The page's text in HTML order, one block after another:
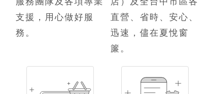
支援，用心做好服
務。
直營、省時、安心、
迅速，儘在夏悅窗
簾。